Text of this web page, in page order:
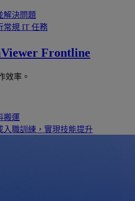
解決問題
常規 IT 任務
Frontline
效率。
搬運
入職訓練，實現技能提升